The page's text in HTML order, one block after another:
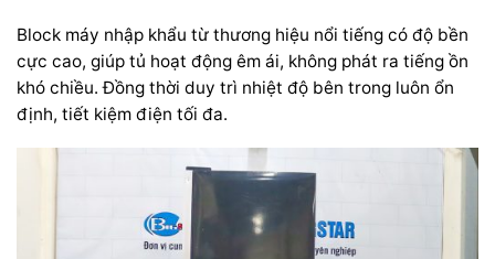
Block máy nhập khẩu từ thương hiệu nổi tiếng có độ bền
cực cao, giúp tủ hoạt động êm ái, không phát ra tiếng ồn
khó chiều. Đồng thời duy trì nhiệt độ bên trong luôn ổn
định, tiết kiệm điện tối đa.